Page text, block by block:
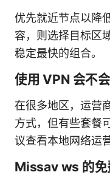
优先就近节点以降
容，则选择目标区
稳定最快的组合。
使用 VPN 会不
在很多地区，运营
方式，但有些套餐
议查看本地网络运
Missav ws 的免